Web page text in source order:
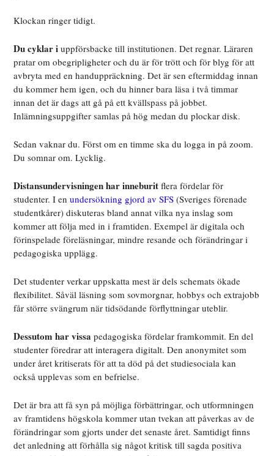
Klockan ringer tidigt.
Du cyklar i uppförsbacke till institutionen. Det regnar. Läraren
pratar om obegripligheter och du är för trött och för blyg för att
avbryta med en handuppräckning. Det är sen eftermiddag innan
du kommer hem igen, och du hinner bara läsa i två timmar
innan det är dags att gå på ett kvällspass på jobbet.
Inlämningsuppgifter samlas på hög medan du plockar disk.
Sedan vaknar du. Först om en timme ska du logga in på zoom.
Du somnar om. Lycklig.
Distansundervisningen har inneburit flera fördelar för
studenter. I enundersökning gjord av SFS (Sveriges förenade
studentkårer) diskuteras bland annat vilka nya inslag som
kommer att följa med in i framtiden. Exempel är digitala och
förinspelade föreläsningar, mindre resande och förändringar i
pedagogiska upplägg.
Det studenter verkar uppskatta mest är dels schemats ökade
flexibilitet. Såväl läsning som sovmorgnar, hobbys och extrajobb
får större svängrum när tidsödande förflyttningar uteblir.
Dessutom har vissa pedagogiska fördelar framkommit. En del
studenter föredrar att interagera digitalt. Den anonymitet som
under året kritiserats för att ta död på det studiesociala kan
också upplevas som en befrielse.
Det är bra att få syn på möjliga förbättringar, och utformningen
av framtidens högskola kommer utan tvekan att påverkas av de
förändringar som gjorts under det senaste året. Samtidigt finns
det anledning att förhålla sig något kritisk till sagda positiva